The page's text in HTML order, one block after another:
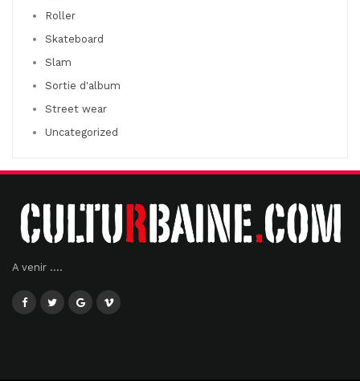
Roller
Skateboard
Slam
Sortie d'album
Street wear
Uncategorized
A venir ....